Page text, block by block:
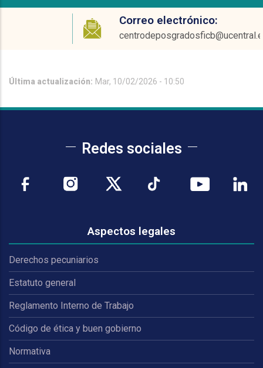
Correo electrónico:
centrodeposgradosficb@ucentral.edu.co
Última actualización: Mar, 10/02/2026 - 10:50
Redes sociales
Aspectos legales
Derechos pecuniarios
Estatuto general
Reglamento Interno de Trabajo
Código de ética y buen gobierno
Normativa